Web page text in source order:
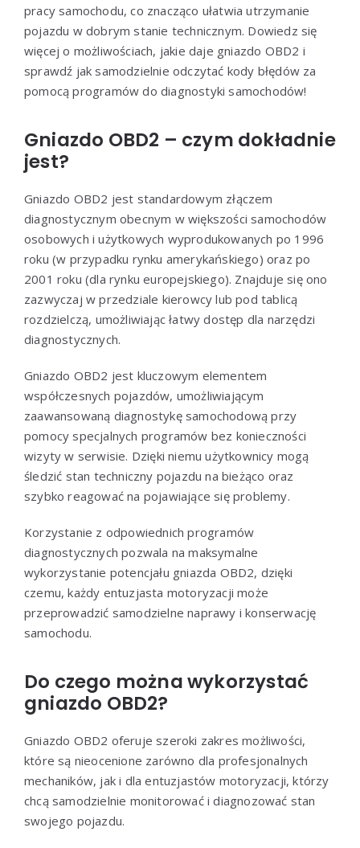
pracy samochodu, co znacząco ułatwia utrzymanie
pojazdu w dobrym stanie technicznym. Dowiedz się
więcej o możliwościach, jakie daje gniazdo OBD2 i
sprawdź jak samodzielnie odczytać kody błędów za
pomocą programów do diagnostyki samochodów!
Gniazdo OBD2 – czym dokładnie
jest?
Gniazdo OBD2 jest standardowym złączem
diagnostycznym obecnym w większości samochodów
osobowych i użytkowych wyprodukowanych po 1996
roku (w przypadku rynku amerykańskiego) oraz po
2001 roku (dla rynku europejskiego). Znajduje się ono
zazwyczaj w przedziale kierowcy lub pod tablicą
rozdzielczą, umożliwiając łatwy dostęp dla narzędzi
diagnostycznych.
Gniazdo OBD2 jest kluczowym elementem
współczesnych pojazdów, umożliwiającym
zaawansowaną diagnostykę samochodową przy
pomocy specjalnych programów bez konieczności
wizyty w serwisie. Dzięki niemu użytkownicy mogą
śledzić stan techniczny pojazdu na bieżąco oraz
szybko reagować na pojawiające się problemy.
Korzystanie z odpowiednich programów
diagnostycznych pozwala na maksymalne
wykorzystanie potencjału gniazda OBD2, dzięki
czemu, każdy entuzjasta motoryzacji może
przeprowadzić samodzielne naprawy i konserwację
samochodu.
Do czego można wykorzystać
gniazdo OBD2?
Gniazdo OBD2 oferuje szeroki zakres możliwości,
które są nieocenione zarówno dla profesjonalnych
mechaników, jak i dla entuzjastów motoryzacji, którzy
chcą samodzielnie monitorować i diagnozować stan
swojego pojazdu.